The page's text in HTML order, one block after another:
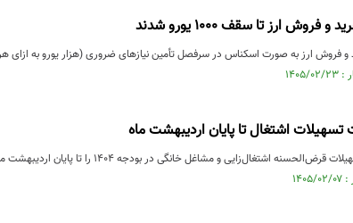
ارز تا سقف ۱۰۰۰ یورو شدند
ارز به‌ صورت اسکناس در سرفصل تأمین نیازهای ضروری (هزار یورو به ازای هر شخص در ۳۶۵ روز) به شبکه
تسهیلات اشتغال تا پایان اردیبهشت ماه
و مشاغل خانگی در بودجه ۱۴۰۴ را تا پایان اردیبهشت ماه تمدید کرده و بانک‌ها را ملزم به ....